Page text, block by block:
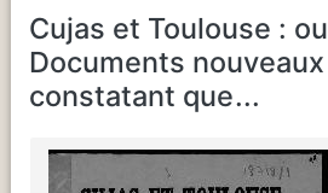
Cujas et Toulouse : ou
Documents nouveaux
constatant que...